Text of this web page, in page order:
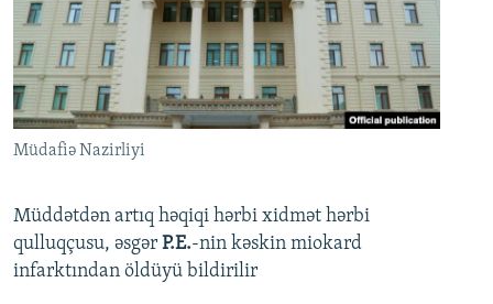
Müdafiə Nazirliyi
Müddətdən artıq həqiqi hərbi xidmət hərbi
qulluqçusu, əsgər P.E.-nin kəskin miokard
infarktından öldüyü bildirilir